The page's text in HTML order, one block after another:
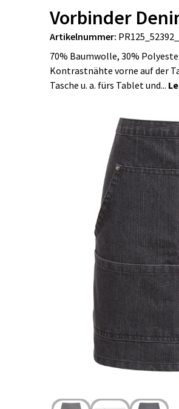
Vorbinder
Artikelnummer:
70% Baumwolle, 30%
Kontrastnähte vorne auf der
Tasche u. a. fürs Tablet und...